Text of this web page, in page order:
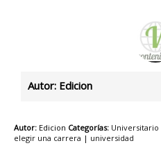
Autor: Edicion
Autor: Edicion Categorías: Universitario
elegir una carrera | universidad